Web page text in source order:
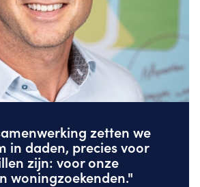
zetten we
in daden, precies voor
zijn: voor onze
woningzoekenden."